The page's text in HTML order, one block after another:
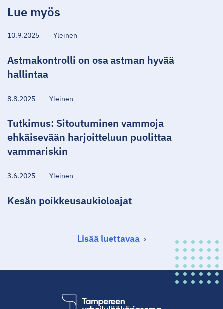
Lue myös
10.9.2025 Yleinen
Astmakontrolli on osa astman hyvää
hallintaa
8.8.2025 Yleinen
Tutkimus: Sitoutuminen vammoja
ehkäisevään harjoitteluun puolittaa
vammariskin
3.6.2025 Yleinen
Kesän poikkeusaukioloajat
Lisää luettavaa